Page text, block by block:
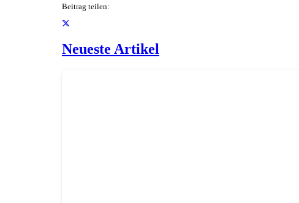
Beitrag teilen:
Neueste Artikel